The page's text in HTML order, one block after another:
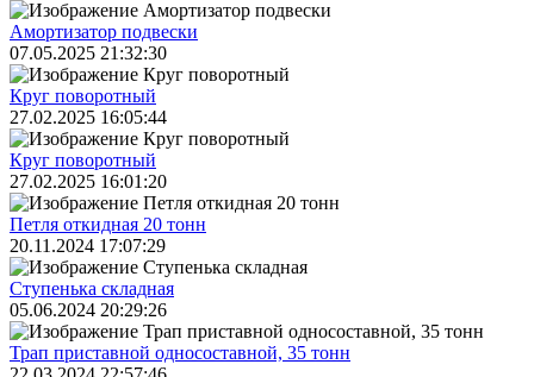
Амортизатор подвески
07.05.2025 21:32:30
Круг поворотный
27.02.2025 16:05:44
Круг поворотный
27.02.2025 16:01:20
Петля откидная 20 тонн
20.11.2024 17:07:29
Ступенька складная
05.06.2024 20:29:26
Трап приставной односоставной, 35 тонн